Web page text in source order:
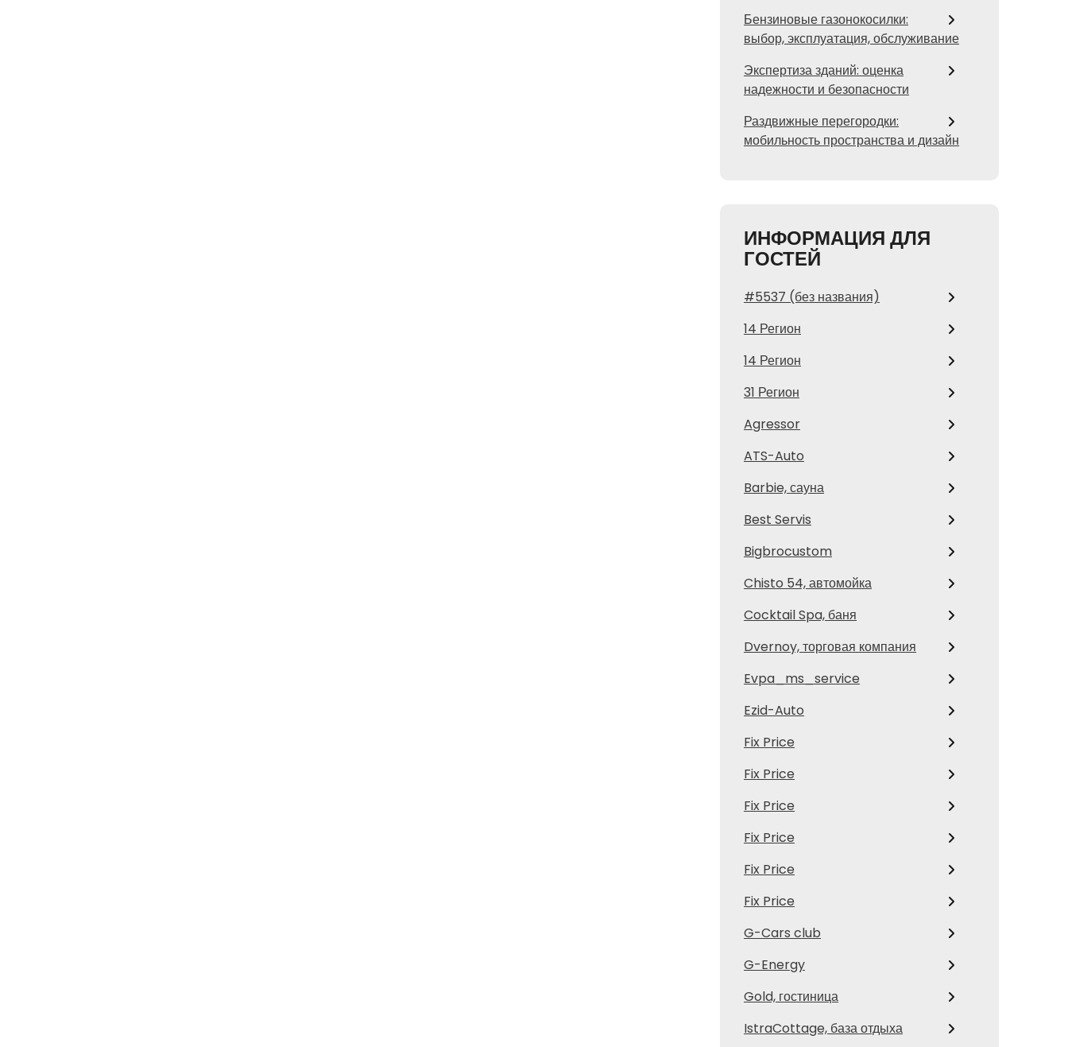
Бензиновые газонокосилки:
выбор, эксплуатация, обслуживание
Экспертиза зданий: оценка
надежности и безопасности
Раздвижные перегородки:
мобильность пространства и дизайн
ИНФОРМАЦИЯ ДЛЯ
ГОСТЕЙ
#5537 (без названия)
14 Регион
14 Регион
31 Регион
Agressor
ATS-Auto
Barbie, сауна
Best Servis
Bigbrocustom
Chisto 54, автомойка
Cocktail Spa, баня
Dvernoy, торговая компания
Evpa_ms_service
Ezid-Auto
Fix Price
Fix Price
Fix Price
Fix Price
Fix Price
Fix Price
G-Cars club
G-Energy
Gold, гостиница
IstraCottage, база отдыха